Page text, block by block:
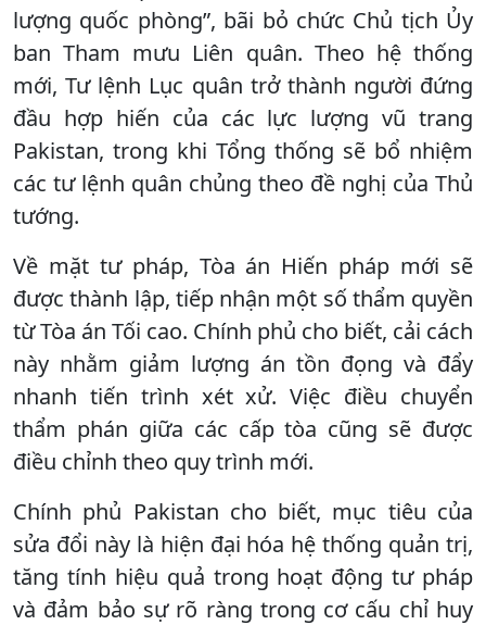
lượng quốc phòng”, bãi bỏ chức Chủ tịch Ủy
ban Tham mưu Liên quân. Theo hệ thống
mới, Tư lệnh Lục quân trở thành người đứng
đầu hợp hiến của các lực lượng vũ trang
Pakistan, trong khi Tổng thống sẽ bổ nhiệm
các tư lệnh quân chủng theo đề nghị của Thủ
tướng.
Về mặt tư pháp, Tòa án Hiến pháp mới sẽ
được thành lập, tiếp nhận một số thẩm quyền
từ Tòa án Tối cao. Chính phủ cho biết, cải cách
này nhằm giảm lượng án tồn đọng và đẩy
nhanh tiến trình xét xử. Việc điều chuyển
thẩm phán giữa các cấp tòa cũng sẽ được
điều chỉnh theo quy trình mới.
Chính phủ Pakistan cho biết, mục tiêu của
sửa đổi này là hiện đại hóa hệ thống quản trị,
tăng tính hiệu quả trong hoạt động tư pháp
và đảm bảo sự rõ ràng trong cơ cấu chỉ huy